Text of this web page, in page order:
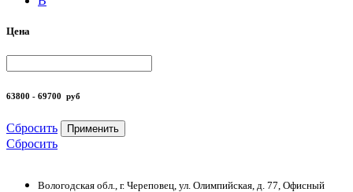
Цена
63800 - 69700 руб
Сбросить Применить
Сбросить
Вологодская обл., г. Череповец, ул. Олимпийская, д. 77, Офисный